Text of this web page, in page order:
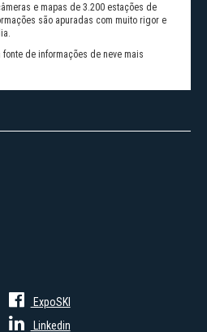
e mapas de 3.200 estações de
são apuradas com muito rigor e
fonte de informações de neve mais
ExpoSKI
Linkedin